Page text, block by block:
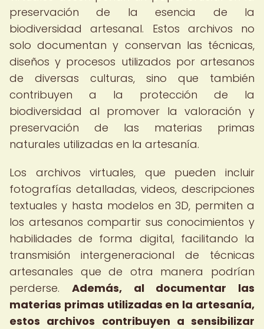
preservación de la esencia de la
biodiversidad artesanal. Estos archivos no
solo documentan y conservan las técnicas,
diseños y procesos utilizados por artesanos
de diversas culturas, sino que también
contribuyen a la protección de la
biodiversidad al promover la valoración y
preservación de las materias primas
naturales utilizadas en la artesanía.
Los archivos virtuales, que pueden incluir
fotografías detalladas, videos, descripciones
textuales y hasta modelos en 3D, permiten a
los artesanos compartir sus conocimientos y
habilidades de forma digital, facilitando la
transmisión intergeneracional de técnicas
artesanales que de otra manera podrían
perderse. Además, al documentar las
materias primas utilizadas en la artesanía,
estos archivos contribuyen a sensibilizar